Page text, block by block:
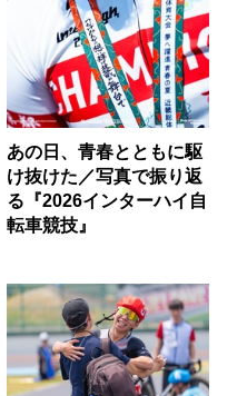
あの日、青春とともに駆
け抜けた／写真で振り返
る『2026インターハイ自
転車競技』